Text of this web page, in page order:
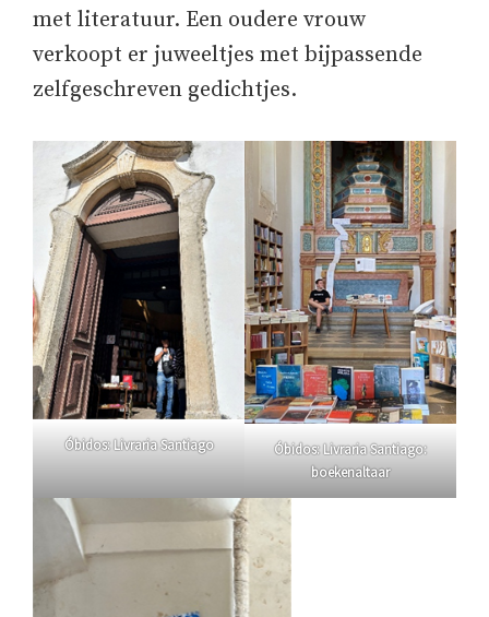
met literatuur. Een oudere vrouw
verkoopt er juweeltjes met bijpassende
zelfgeschreven gedichtjes.
Óbidos: Livraria Santiago
Óbidos: Livraria Santiago:
boekenaltaar